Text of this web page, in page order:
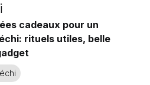
cadeaux pour un
rituels utiles, belle